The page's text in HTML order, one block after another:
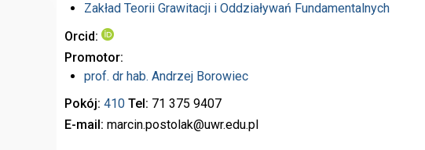
Zakład Teorii Grawitacji i Oddziaływań Fundamentalnych
Orcid
Promotor
prof. dr hab. Andrzej Borowiec
Pokój 410 Tel 71 375 9407
E-mail marcin.postolak@uwr.edu.pl